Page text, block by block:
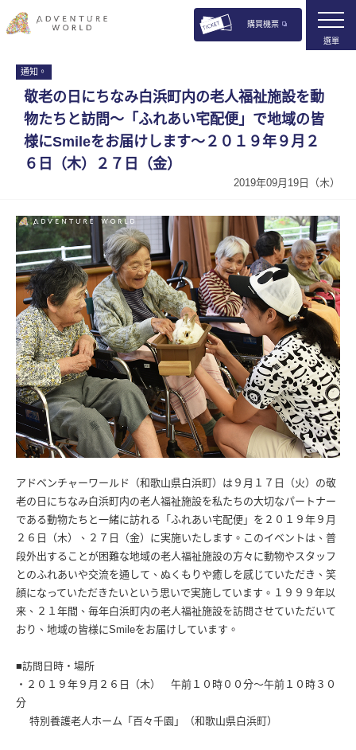
購買機票
選單
通知。
敬老の日にちなみ白浜町内の老人福祉施設を動
物たちと訪問〜「ふれあい宅配便」で地域の皆
様にSmileをお届けします〜２０１９年９月２
６日（木）２７日（金）
2019年09月19日（木）
アドベンチャーワールド（和歌山県白浜町）は９月１７日（火）の敬
老の日にちなみ白浜町内の老人福祉施設を私たちの大切なパートナー
である動物たちと一緒に訪れる「ふれあい宅配便」を２０１９年９月
２６日（木）、２７日（金）に実施いたします。このイベントは、普
段外出することが困難な地域の老人福祉施設の方々に動物やスタッフ
とのふれあいや交流を通して、ぬくもりや癒しを感じていただき、笑
顔になっていただきたいという思いで実施しています。１９９９年以
来、２１年間、毎年白浜町内の老人福祉施設を訪問させていただいて
おり、地域の皆様にSmileをお届けしています。
■訪問日時・場所
・２０１９年９月２６日（木） 午前１０時００分〜午前１０時３０
分
特別養護老人ホーム「百々千園」（和歌山県白浜町）